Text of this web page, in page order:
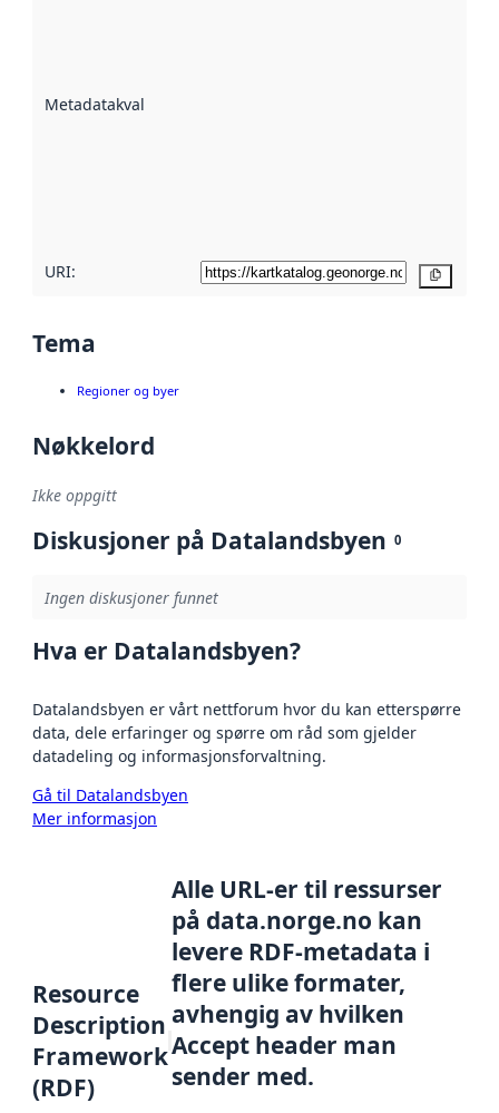
Metadatakvalitet
URI:
Tema
Regioner og byer
Nøkkelord
Ikke oppgitt
Diskusjoner på Datalandsbyen 0
Ingen diskusjoner funnet
Hva er Datalandsbyen?
Datalandsbyen er vårt nettforum hvor du kan etterspørre
data, dele erfaringer og spørre om råd som gjelder
datadeling og informasjonsforvaltning.
Gå til Datalandsbyen
Mer informasjon
Resource
Description
Framework
(RDF)
Alle URL-er til ressurser
på data.norge.no kan
levere RDF-metadata i
flere ulike formater,
avhengig av hvilken
Accept header man
sender med.